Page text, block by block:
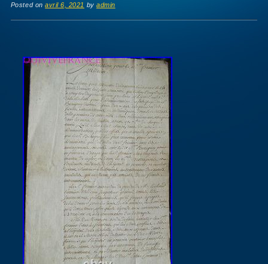
Posted onavril 6, 2021 byadmin